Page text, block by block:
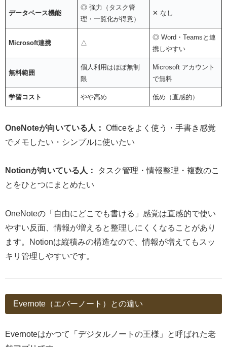
データベース機能
◎ 強力（タスク管
理・一覧化が得意）
✕ なし
Microsoft連携 △
◎ Word・Teamsと連
携しやすい
無料範囲
個人利用はほぼ無制
限
Microsoft アカウント
で無料
学習コスト やや高め 低め（直感的）
OneNoteが向いている人： Officeをよく使う・手書き感覚
でメモしたい・シンプルに使いたい
Notionが向いている人：
タスク管理・情報整理・複数のこ
とをひとつにまとめたい
OneNoteの「自由にどこでも書ける」感覚は直感的で使い
やすい反面、情報が増えると整理しにくくなることがあり
ます。Notionは縦積みの構造なので、情報が増えてもスッ
キリ管理しやすいです。
Evernote（エバーノート）との違い
Evernoteはかつて「デジタルノートの王様」と呼ばれた老